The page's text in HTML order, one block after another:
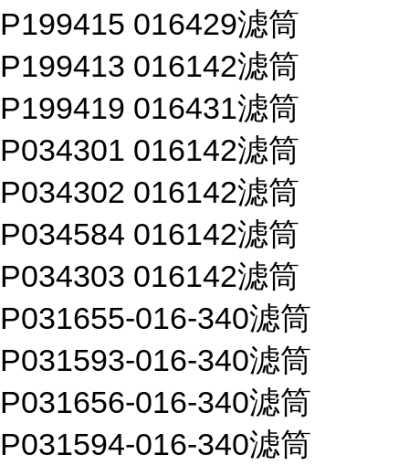
P199415 016429滤筒
P199413 016142滤筒
P199419 016431滤筒
P034301 016142滤筒
P034302 016142滤筒
P034584 016142滤筒
P034303 016142滤筒
P031655-016-340滤筒
P031593-016-340滤筒
P031656-016-340滤筒
P031594-016-340滤筒